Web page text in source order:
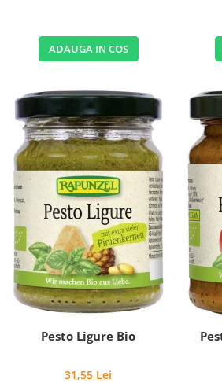
ADAUGA IN COS
Pesto Ligure Bio
31,55 Lei